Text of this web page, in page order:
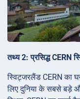
तथ्य 2: प्रसिद्ध CERN
स्विट्जरलैंड CERN का
लिए दुनिया के सबसे बड़े